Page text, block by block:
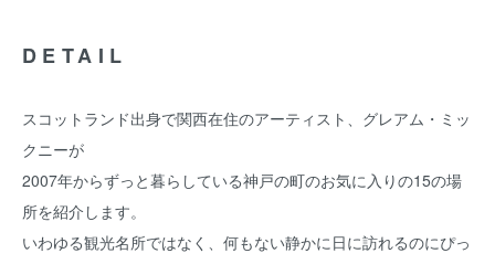
DETAIL
スコットランド出身で関西在住のアーティスト、グレアム・ミッ
クニーが
2007年からずっと暮らしている神戸の町のお気に入りの15の場
所を紹介します。
いわゆる観光名所ではなく、何もない静かに日に訪れるのにぴっ